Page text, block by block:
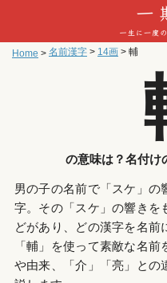
Home > 名前漢字 > 14画 > 輔
の意味は？名付け
男の子の名前で「スケ」の
字。その「スケ」の響きを
どがあり、どの漢字を名前
「輔」を使って素敵な名
や由来、「介」「亮」との